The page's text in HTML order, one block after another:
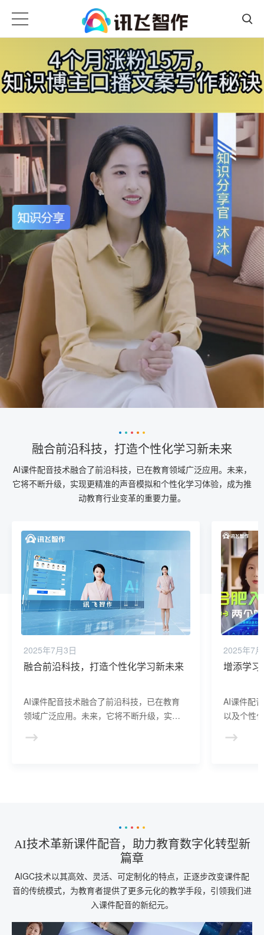
融合前沿科技，打造个性化学习新未来
AI课件配音技术融合了前沿科技，已在教育领域广泛应用。未来，
它将不断升级，实现更精准的声音模拟和个性化学习体验，成为推
动教育行业变革的重要力量。
2025年7月3日
融合前沿科技，打造个性化学习新未来
AI课件配音技术融合了前沿科技，已在教育
领域广泛应用。未来，它将不断升级，实现
推动教育行业变革的重要力量。
2025年7
增添学习
AI课件配
以及个性
与度。
AI技术革新课件配音，助力教育数字化转型新
篇章
AIGC技术以其高效、灵活、可定制化的特点，正逐步改变课件配
音的传统模式，为教育者提供了更多元化的教学手段，引领我们进
入课件配音的新纪元。